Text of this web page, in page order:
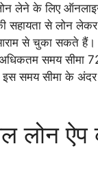
लेने के लिए
सहायता से लोन
से चुका सकते हैं।
समय सीमा
समय सीमा के
लोन ऐप